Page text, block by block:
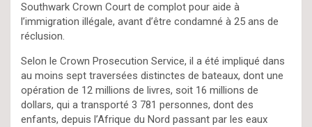
Southwark Crown Court de complot pour aide à
l’immigration illégale, avant d’être condamné à 25 ans de
réclusion.
Selon le Crown Prosecution Service, il a été impliqué dans
au moins sept traversées distinctes de bateaux, dont une
opération de 12 millions de livres, soit 16 millions de
dollars, qui a transporté 3 781 personnes, dont des
enfants, depuis l’Afrique du Nord passant par les eaux